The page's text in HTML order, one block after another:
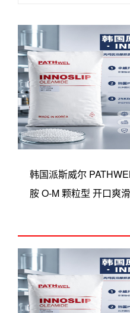
韩国派斯威尔
胺 O-M 颗粒型 开口爽